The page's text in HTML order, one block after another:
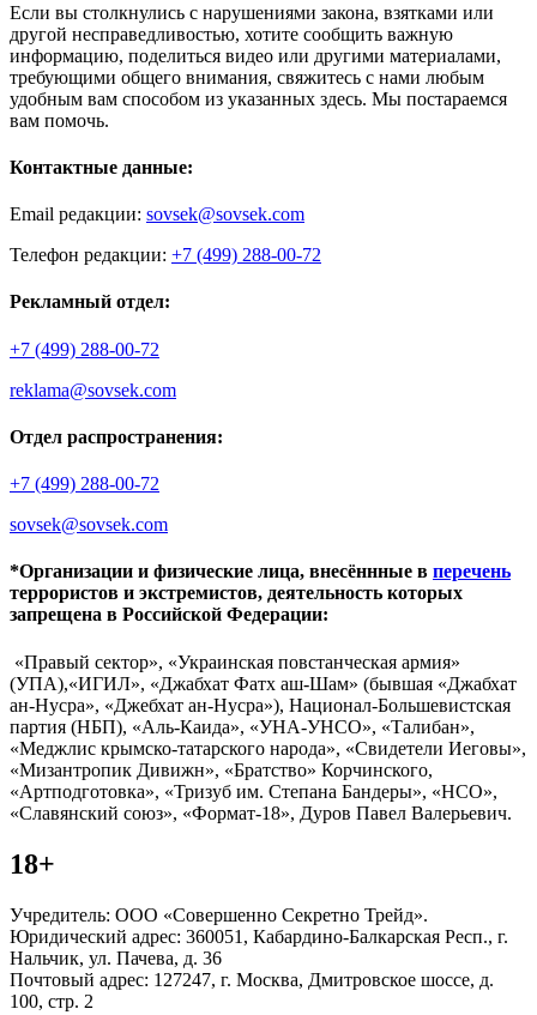
Если вы столкнулись с нарушениями закона, взятками или
другой несправедливостью, хотите сообщить важную
информацию, поделиться видео или другими материалами,
требующими общего внимания, свяжитесь с нами любым
удобным вам способом из указанных здесь. Мы постараемся
вам помочь.
Контактные данные:
Email редакции: sovsek@sovsek.com
Телефон редакции: +7 (499) 288-00-72
Рекламный отдел:
+7 (499) 288-00-72
reklama@sovsek.com
Отдел распространения:
+7 (499) 288-00-72
sovsek@sovsek.com
*Организации и физические лица, внесённные в перечень
террористов и экстремистов, деятельность которых
запрещена в Российской Федерации:
«Правый сектор», «Украинская повстанческая армия»
(УПА),«ИГИЛ», «Джабхат Фатх аш-Шам» (бывшая «Джабхат
ан-Нусра», «Джебхат ан-Нусра»), Национал-Большевистская
партия (НБП), «Аль-Каида», «УНА-УНСО», «Талибан»,
«Меджлис крымско-татарского народа», «Свидетели Иеговы»,
«Мизантропик Дивижн», «Братство» Корчинского,
«Артподготовка», «Тризуб им. Степана Бандеры», «НСО»,
«Славянский союз», «Формат-18», Дуров Павел Валерьевич.
18+
Учредитель: ООО «Совершенно Секретно Трейд».
Юридический адрес: 360051, Кабардино-Балкарская Респ., г.
Нальчик, ул. Пачева, д. 36
Почтовый адрес: 127247, г. Москва, Дмитровское шоссе, д.
100, стр. 2